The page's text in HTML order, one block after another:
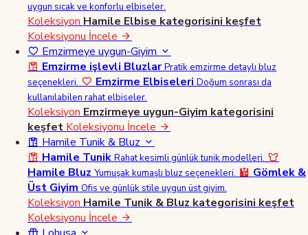
uygun sıcak ve konforlu elbiseler.
Koleksiyon Hamile Elbise kategorisini keşfet
Koleksiyonu İncele
Emzirmeye uygun-Giyim
Emzirme işlevli Bluzlar Pratik emzirme detaylı bluz
seçenekleri.
Emzirme Elbiseleri Doğum sonrası da
kullanılabilen rahat elbiseler.
Koleksiyon Emzirmeye uygun-Giyim kategorisini
keşfet Koleksiyonu İncele
Hamile Tunik & Bluz
Hamile Tunik Rahat kesimli günlük tunik modelleri.
Hamile Bluz Yumuşak kumaşlı bluz seçenekleri.
Gömlek &
Üst Giyim Ofis ve günlük stile uygun üst giyim.
Koleksiyon Hamile Tunik & Bluz kategorisini keşfet
Koleksiyonu İncele